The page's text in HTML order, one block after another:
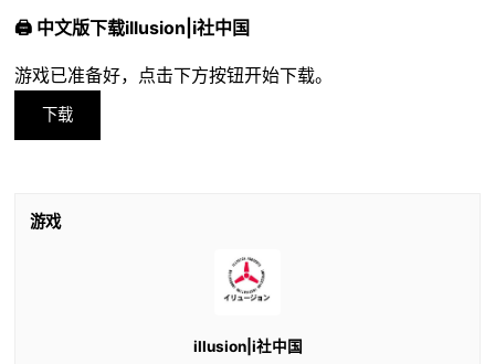
🖨️ 中文版下载illusion|i社中国
游戏已准备好，点击下方按钮开始下载。
下载
游戏
illusion|i社中国